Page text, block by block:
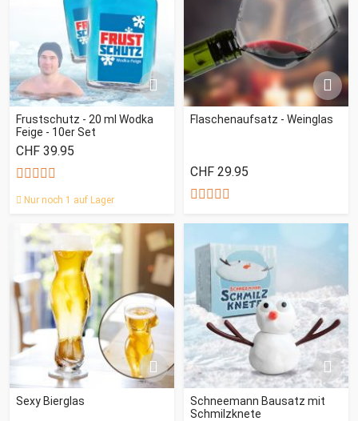
Frustschutz - 20 ml Wodka
Feige - 10er Set
CHF 39.95
Nur noch 1 auf Lager
Flaschenaufsatz - Weinglas
CHF 29.95
Sexy Bierglas
Schneemann Bausatz mit
Schmilzknete